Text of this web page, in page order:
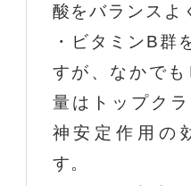
酸をバランスよ
・ビタミンB群
すが、なかで
量はトップク
神安定作用の
す。